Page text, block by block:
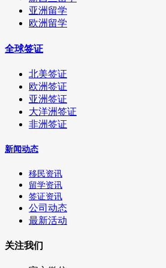
亚洲留学
欧洲留学
全球签证
北美签证
欧洲签证
亚洲签证
大洋洲签证
非洲签证
新闻动态
移民资讯
留学资讯
签证资讯
公司动态
最新活动
关注我们